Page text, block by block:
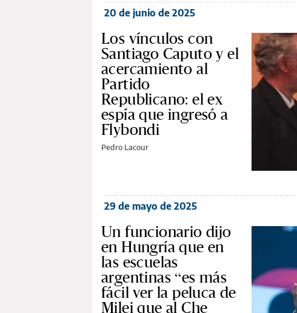
20 de junio de 2025
Los vínculos con
Santiago Caputo y el
acercamiento al
Partido
Republicano: el ex
espía que ingresó a
Flybondi
Pedro Lacour
29 de mayo de 2025
Un funcionario dijo
en Hungría que en
las escuelas
argentinas “es más
fácil ver la peluca de
Milei que al Che